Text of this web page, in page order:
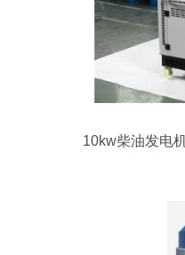
10kw柴油发电